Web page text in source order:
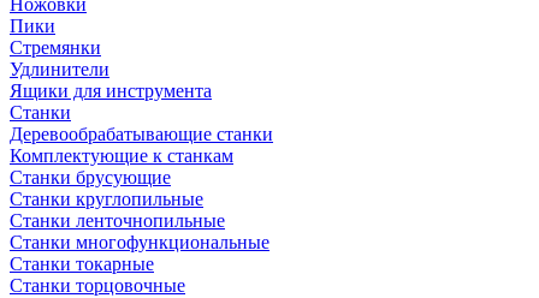
Ножовки
Пики
Стремянки
Удлинители
Ящики для инструмента
Станки
Деревообрабатывающие станки
Комплектующие к станкам
Станки брусующие
Станки круглопильные
Станки ленточнопильные
Станки многофункциональные
Станки токарные
Станки торцовочные